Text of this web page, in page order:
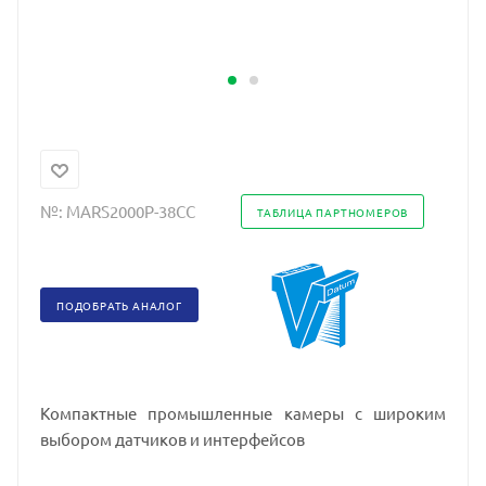
№: MARS2000P-38CC ТАБЛИЦА ПАРТНОМЕРОВ
ПОДОБРАТЬ АНАЛОГ
Компактные промышленные камеры с широким
выбором датчиков и интерфейсов